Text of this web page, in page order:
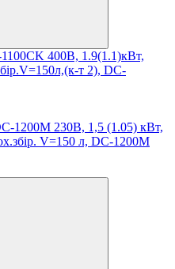
400В, 1.9(1.1)кВт,
т 2), DC-